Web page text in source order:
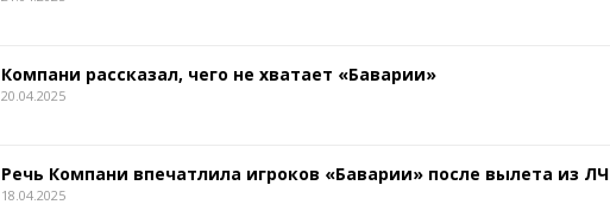
Компани рассказал, чего не хватает «Баварии»
20.04.2025
Речь Компани впечатлила игроков «Баварии» после вылета из ЛЧ
18.04.2025